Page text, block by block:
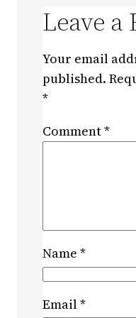
Leave a
Your email
published.
*
Comment*
Name *
Email*